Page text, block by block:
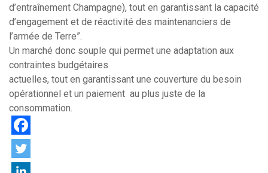
d’entraînement Champagne), tout en garantissant la capacité
d’engagement et de réactivité des maintenanciers de
l’armée de Terre”.
Un marché donc souple qui permet une adaptation aux
contraintes budgétaires
actuelles, tout en garantissant une couverture du besoin
opérationnel et un paiement au plus juste de la
consommation.